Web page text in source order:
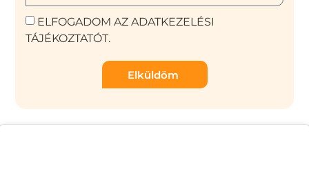
ELFOGADOM AZ ADATKEZELÉSI
TÁJÉKOZTATÓT.
Elküldöm